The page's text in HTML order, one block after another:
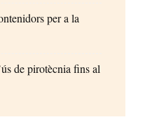
per a la
de pirotècnia fins al